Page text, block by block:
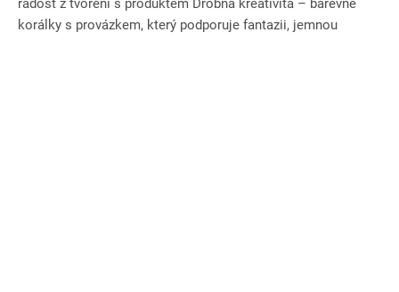
korálky s provázkem, který podporuje fantazii, jemnou